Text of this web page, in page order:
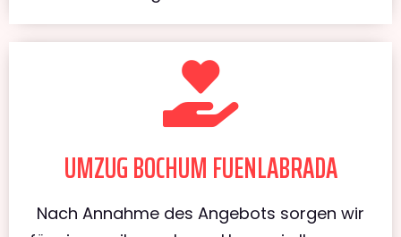
UMZUG BOCHUM FUENLABRADA
Nach Annahme des Angebots sorgen wir